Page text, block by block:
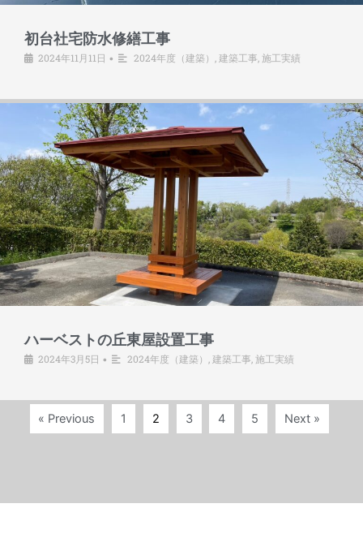
初台社宅防水修繕工事
2024年11月11日 • 2024年度（建築） ,建築工事,施工実績
ハーベストの丘東屋設置工事
2024年3月5日 • 2024年度（建築） ,建築工事,施工実績
« Previous 1 2 3 4 5 Next »